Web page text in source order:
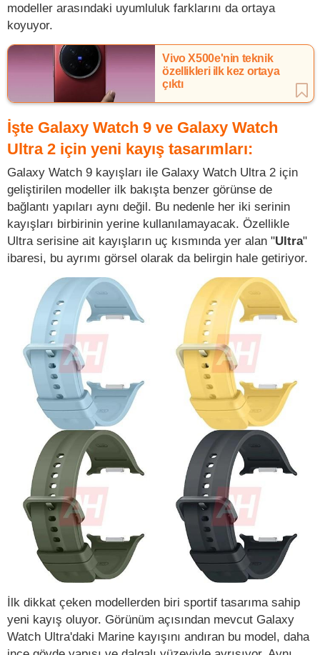
modeller arasındaki uyumluluk farklarını da ortaya
koyuyor.
Vivo X500e'nin teknik
özellikleri ilk kez ortaya
çıktı
İşte Galaxy Watch 9 ve Galaxy Watch
Ultra 2 için yeni kayış tasarımları:
Galaxy Watch 9 kayışları ile Galaxy Watch Ultra 2 için
geliştirilen modeller ilk bakışta benzer görünse de
bağlantı yapıları aynı değil. Bu nedenle her iki serinin
kayışları birbirinin yerine kullanılamayacak. Özellikle
Ultra serisine ait kayışların uç kısmında yer alan "Ultra"
ibaresi, bu ayrımı görsel olarak da belirgin hale getiriyor.
İlk dikkat çeken modellerden biri sportif tasarıma sahip
yeni kayış oluyor. Görünüm açısından mevcut Galaxy
Watch Ultra'daki Marine kayışını andıran bu model, daha